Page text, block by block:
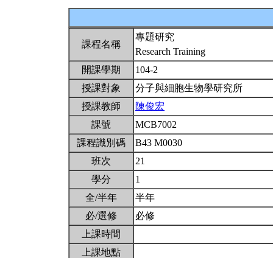
課程名稱
專題研究
Research Training
開課學期
104-2
授課對象
分子與細胞生物學研究所
授課教師
陳俊宏
課號
MCB7002
課程識別碼
B43 M0030
班次
21
學分
1
全/半年
半年
必/選修
必修
上課時間
上課地點